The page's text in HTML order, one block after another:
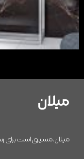
میلان
میلان، مسیری است برای